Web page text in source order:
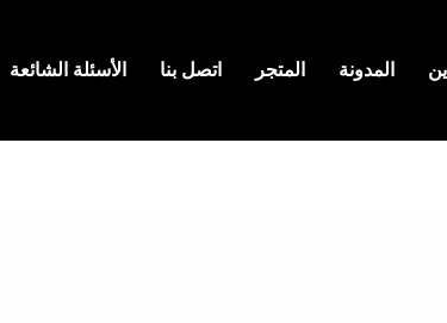
المدونة المتجر اتصل بنا الأسئلة الشائعة